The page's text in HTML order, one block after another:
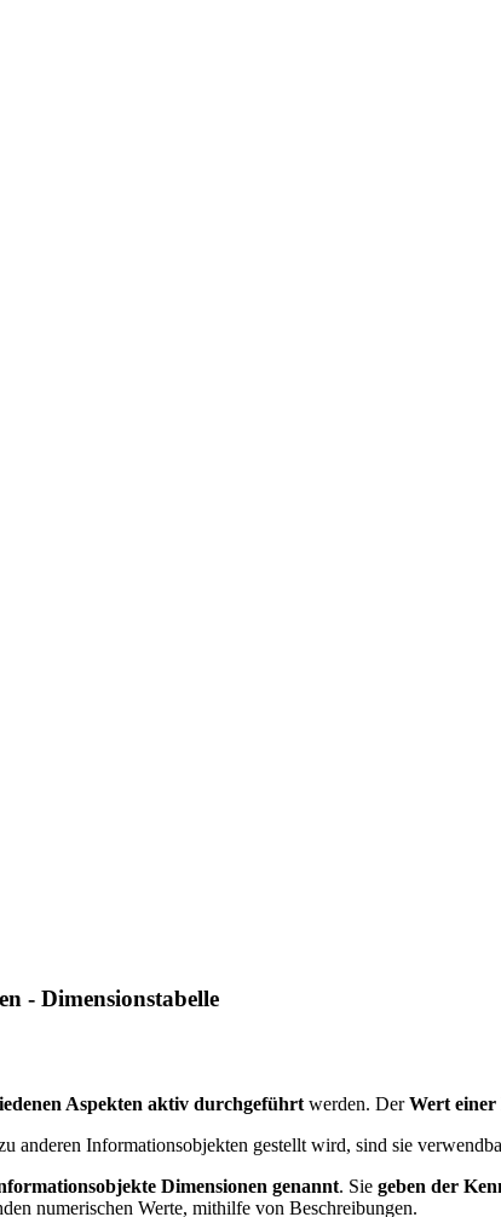
- Dimensionstabelle
Aspekten aktiv durchgeführtwerden. DerWert einer
anderen Informationsobjekten gestellt wird, sind sie
Dimensionen genannt. Sie geben der
numerischen Werte, mithilfe von Beschreibungen.